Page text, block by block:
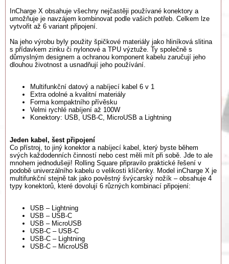
InCharge X obsahuje všechny nejčastěji používané konektory a
umožňuje je navzájem kombinovat podle vašich potřeb. Celkem lze
vytvořit až 6 variant připojení.
Na jeho výrobu byly použity špičkové materiály jako hliníková slitina
s přídavkem zinku či nylonové a TPU výztuže. Ty společně s
důmyslným designem a ochranou komponent kabelu zaručují jeho
dlouhou životnost a usnadňují jeho používání.
Multifunkční datový a nabíjecí kabel 6 v 1
Extra odolné a kvalitní materiály
Forma kompaktního přívěsku
Velmi rychlé nabíjení až 100W
Konektory: USB, USB-C, MicroUSB a Lightning
Jeden kabel, šest připojení
Co přístroj, to jiný konektor a nabíjecí kabel, který byste během
svých každodenních činností nebo cest měli mít při sobě. Jde to ale
mnohem jednodušeji! Rolling Square připravilo praktické řešení v
podobě univerzálního kabelu o velikosti klíčenky. Model inCharge X je
multifunkční stejně tak jako pověstný švýcarský nožík – obsahuje 4
typy konektorů, které dovolují 6 různých kombinací připojení:
USB – Lightning
USB – USB-C
USB – MicroUSB
USB-C – USB-C
USB-C – Lightning
USB-C – MicroUSB